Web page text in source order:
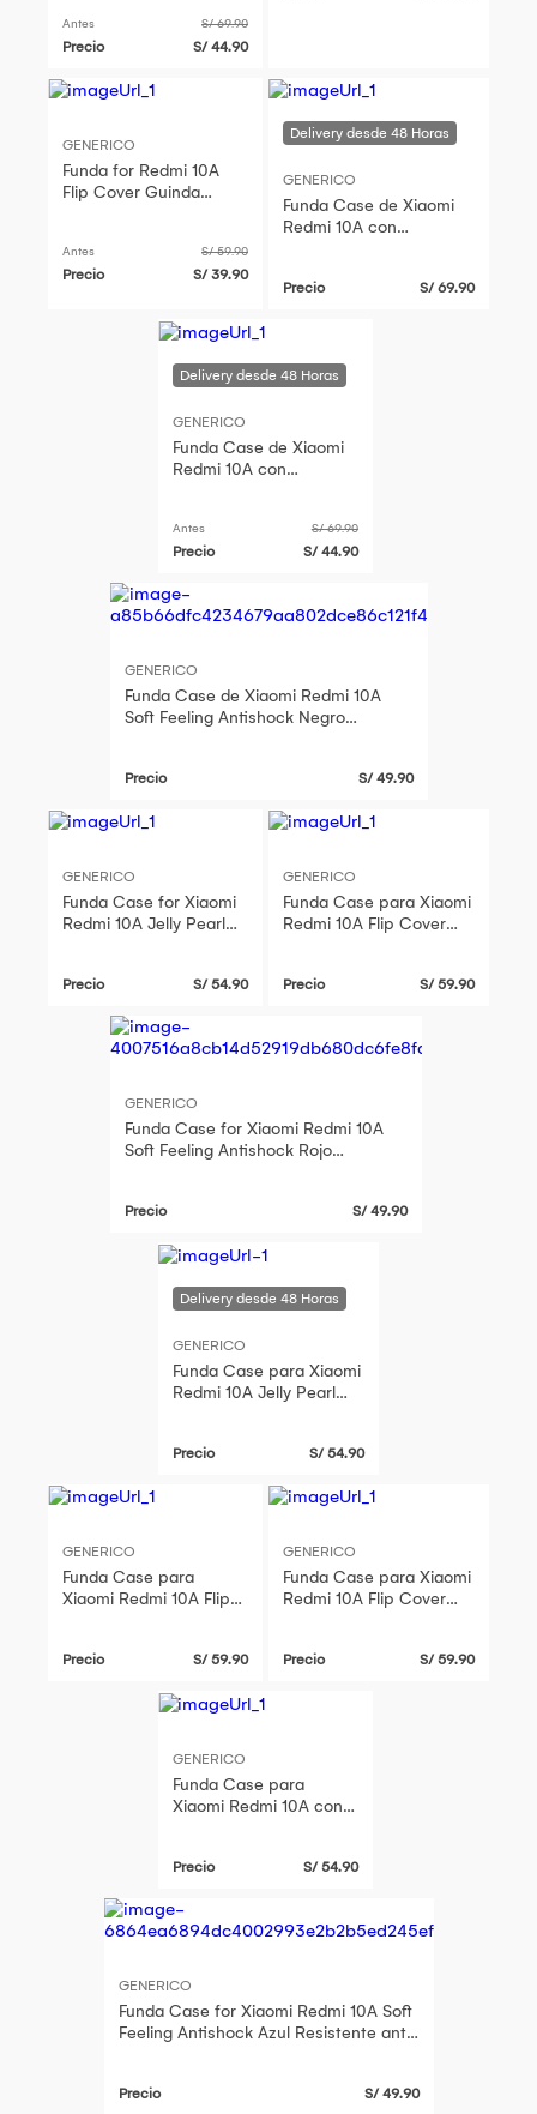
Antes S/ 69.90
Precio S/ 44.90
GENERICO
Funda for Redmi 10A
Flip Cover Guinda
Antes S/ 59.90
Precio S/ 39.90
GENERICO
Funda Case de Xiaomi
Redmi 10A con
Caídas y Golpes
Precio S/ 69.90
GENERICO
Funda Case de Xiaomi
Redmi 10A con
Caídas y Golpes
Antes S/ 69.90
Precio S/ 44.90
GENERICO
Funda Case de Xiaomi Redmi 10A
Soft Feeling Antishock Negro
Precio S/ 49.90
GENERICO
Funda Case for Xiaomi
Redmi 10A Jelly Pearl
y Golpes
Precio S/ 54.90
GENERICO
Funda Case para Xiaomi
Redmi 10A Flip Cover
y GOLPES
Precio S/ 59.90
GENERICO
Funda Case for Xiaomi Redmi 10A
Soft Feeling Antishock Rojo
Precio S/ 49.90
GENERICO
Funda Case para Xiaomi
Redmi 10A Jelly Pearl
y Golpes
Precio S/ 54.90
GENERICO
Funda Case para
Xiaomi Redmi 10A Flip
y GOLPES
Precio S/ 59.90
GENERICO
Funda Case para Xiaomi
Redmi 10A Flip Cover
y GOLPES
Precio S/ 59.90
GENERICO
Funda Case para
Xiaomi Redmi 10A con
Resistente a Caídas y
Precio S/ 54.90
GENERICO
Funda Case for Xiaomi Redmi 10A Soft
Feeling Antishock Azul Resistente ante
Precio S/ 49.90